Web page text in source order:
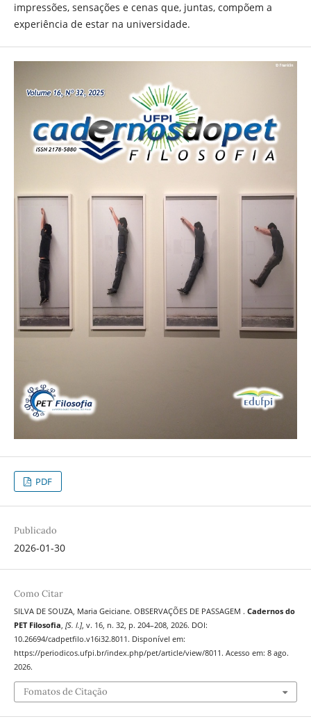
impressões, sensações e cenas que, juntas, compõem a
experiência de estar na universidade.
PDF
Publicado
2026-01-30
Como Citar
SILVA DE SOUZA, Maria Geiciane. OBSERVAÇÕES DE PASSAGEM . Cadernos do
PET Filosofia, [S. l.], v. 16, n. 32, p. 204–208, 2026. DOI:
10.26694/cadpetfilo.v16i32.8011. Disponível em:
https://periodicos.ufpi.br/index.php/pet/article/view/8011. Acesso em: 8 ago.
2026.
Fomatos de Citação